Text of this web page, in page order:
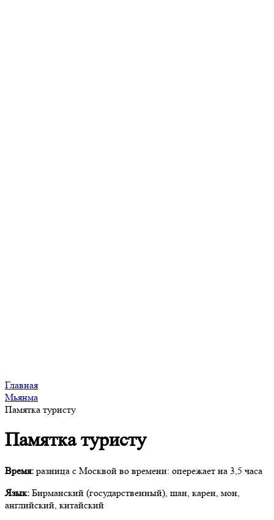
Главная
Мьянма
Памятка туристу
Памятка туристу
Время: разница с Москвой во времени: опережает на 3,5 часа
Язык: Бирманский (государственный), шан, карен, мон,
английский, китайский